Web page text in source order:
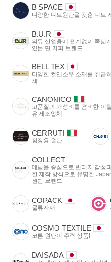
B SPACE
다양한 니트원단을 갖춘 니트
B.U.R
의류 산업용에 관계없이 폭넓
있는 면 지퍼 브랜드
BELL TEX
다양한 컷앤소우 소재를 취급
체
CANONICO
고품질과 가성비를 겸비한 이
유 제조업체
CERRUTI
정장용 원단
COLLECT
데님을 중심으로 빈티지 감성
한 제작 방식으로 유명한
원단 브랜드
COPACK
물류자재
COSMO TEXTILE
코튼 원단이 주력 상품!
DAISADA